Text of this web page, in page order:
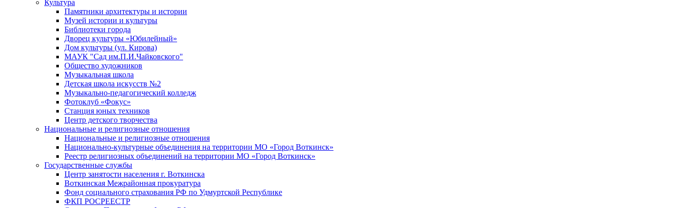
Культура
Памятники архитектуры и истории
Музей истории и культуры
Библиотеки города
Дворец культуры «Юбилейный»
Дом культуры (ул. Кирова)
МАУК "Сад им.П.И.Чайковского"
Общество художников
Музыкальная школа
Детская школа искусств №2
Музыкально-педагогический колледж
Фотоклуб «Фокус»
Станция юных техников
Центр детского творчества
Национальные и религиозные отношения
Национальные и религиозные отношения
Национально-культурные объединения на территории МО «Город Воткинск»
Реестр религиозных объединений на территории МО «Город Воткинск»
Государственные службы
Центр занятости населения г. Воткинска
Воткинская Межрайонная прокуратура
Фонд социального страхования РФ по Удмуртской Республике
ФКП РОСРЕЕСТР